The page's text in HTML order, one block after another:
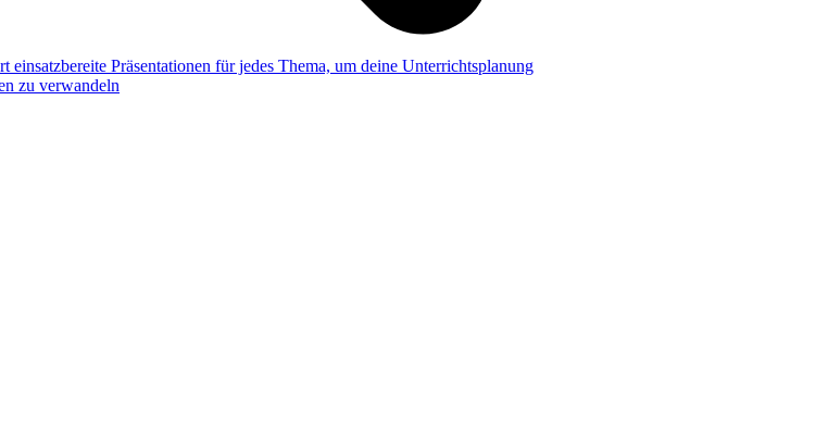
einsatzbereite Präsentationen für jedes Thema, um deine Unterrichtsplanung
zu verwandeln